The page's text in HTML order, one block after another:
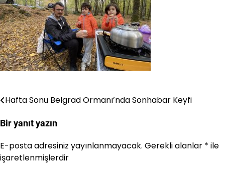
Yazı
gezinmesi
Hafta Sonu Belgrad Ormanı’nda Sonhabar Keyfi
Bir yanıt yazın
E-posta adresiniz yayınlanmayacak. Gerekli alanlar * ile
işaretlenmişlerdir